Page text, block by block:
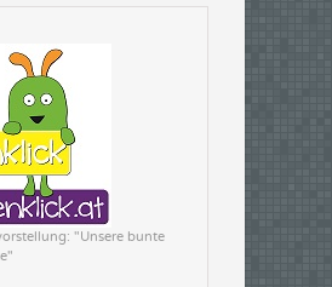
"Unsere bunte